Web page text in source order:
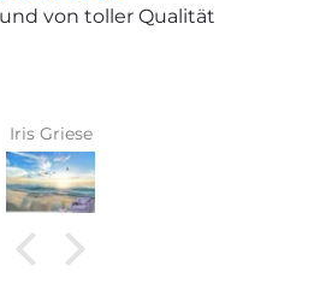
von toller Qualität
Iris Griese